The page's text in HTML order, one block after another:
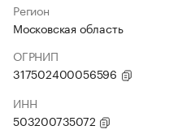
Регион
Московская область
ОГРНИП
317502400056596
ИНН
503200735072